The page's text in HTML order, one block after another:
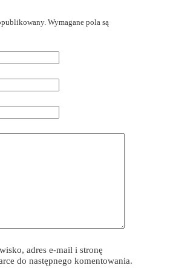
Wymagane pola są
adres e-mail i stronę
do następnego komentowania.